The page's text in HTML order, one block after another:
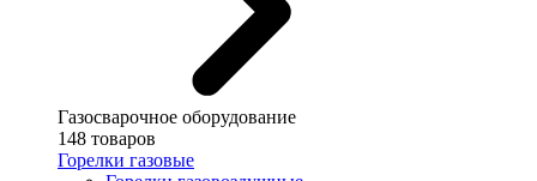
Газосварочное оборудование
148 товаров
Горелки газовые